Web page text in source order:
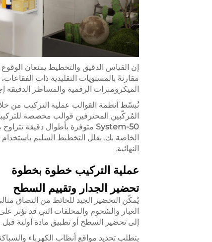
إن القياس الدقيق والتخطيط يمنعان
مقارنةً بالمستويات التقليدية ذات
الميكرومترات الرقمية والمساطر الدقيقة
تُبسّط أنظمة القوالب عملية التركيب من
المُركّبين المحترفين قوالب مخصصة
System-50
الخاصة بك. يقلل التخطيط السليم
النهائية.
عملية التركيب خطوة بخطوة
تحضير الجدار وتقييم السطح
يُمكّن التحضير الجيد للحائط من التصاق
الغبار والشحوم والمخلفات التي قد تؤثر
إلى تحضير السطح أو تطبيق مادة أولية قبل
يتطلب تحديد مواقع أنظاب الكهرباء